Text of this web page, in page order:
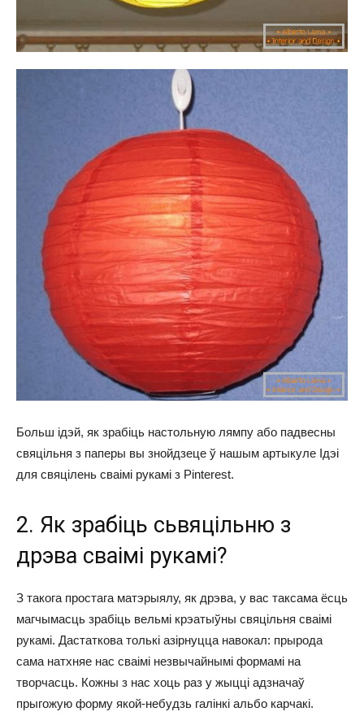
Больш ідэй, як зрабіць настольную лямпу або падвесны
свяцільня з паперы вы знойдзеце ў нашым артыкуле Ідэі
для свяцілень сваімі рукамі з Pinterest.
2. Як зрабіць сьвяцільню з
дрэва сваімі рукамі?
З такога простага матэрыялу, як дрэва, у вас таксама ёсць
магчымасць зрабіць вельмі крэатыўны свяцільня сваімі
рукамі. Дастаткова толькі азірнуцца навокал: прырода
сама натхняе нас сваімі незвычайнымі формамі на
творчасць. Кожны з нас хоць раз у жыцці адзначаў
прыгожую форму якой-небудзь галінкі альбо карчакі.